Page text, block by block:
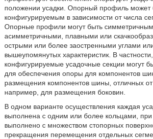
положении усадки. Опорный профиль может
конфигурируемым в зависимости от числа
Опорные профили могут быть
асимметричными, плавными или
острыми или более заостренными углами
вышеупомянутых характеристик. В
конфигурируемые усадочные секции могут
для обеспечения опоры для компонентов
размещения компонентов шины, отличных от
например, для размещения боковин.
В одном варианте осуществления каждая
выполнена с одним или более кольцами,
выполнено с множеством стопорных
прекращения перемещения отдельных